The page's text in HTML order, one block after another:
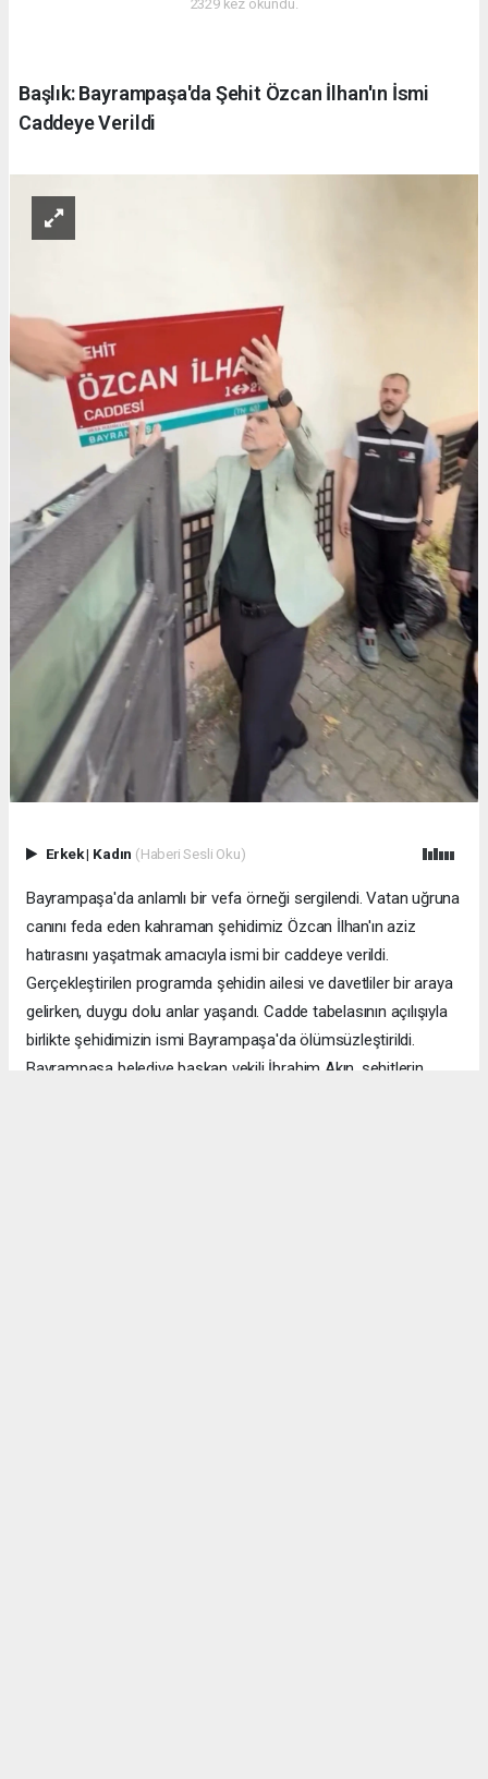
2329 kez okundu.
Başlık: Bayrampaşa'da Şehit Özcan İlhan'ın İsmi
Caddeye Verildi
Erkek| Kadın (Haberi Sesli Oku)
Bayrampaşa'da anlamlı bir vefa örneği sergilendi. Vatan uğruna
canını feda eden kahraman şehidimiz Özcan İlhan'ın aziz
hatırasını yaşatmak amacıyla ismi bir caddeye verildi.
Gerçekleştirilen programda şehidin ailesi ve davetliler bir araya
gelirken, duygu dolu anlar yaşandı. Cadde tabelasının açılışıyla
birlikte şehidimizin ismi Bayrampaşa'da ölümsüzleştirildi.
Bayrampaşa belediye başkan vekili İbrahim Akın, şehitlerin